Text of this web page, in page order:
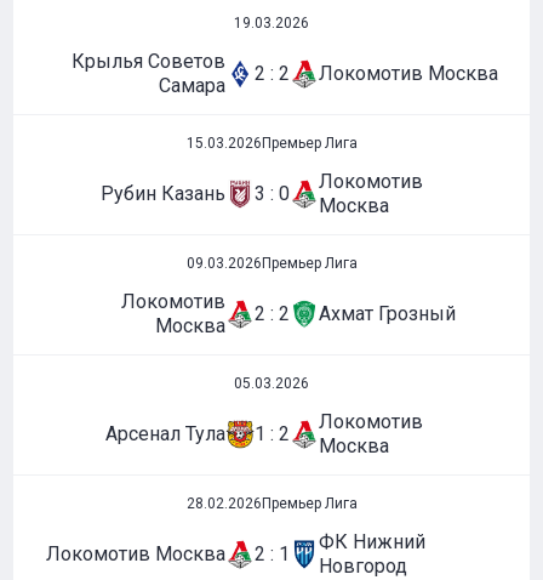
19.03.2026
Крылья Советов
Самара
2 : 2 Локомотив Москва
15.03.2026 Премьер Лига
Рубин Казань 3 : 0
Локомотив
Москва
09.03.2026 Премьер Лига
Локомотив
Москва
2 : 2 Ахмат Грозный
05.03.2026
Арсенал Тула 1 : 2
Локомотив
Москва
28.02.2026 Премьер Лига
Локомотив Москва 2 : 1
ФК Нижний
Новгород